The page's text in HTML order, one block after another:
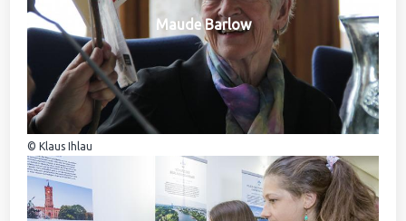
Maude Barlow
© Klaus Ihlau